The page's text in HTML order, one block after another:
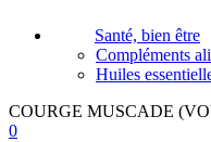
Santé, bien être
Compléments
Huiles
COURGE MUSCADE
0